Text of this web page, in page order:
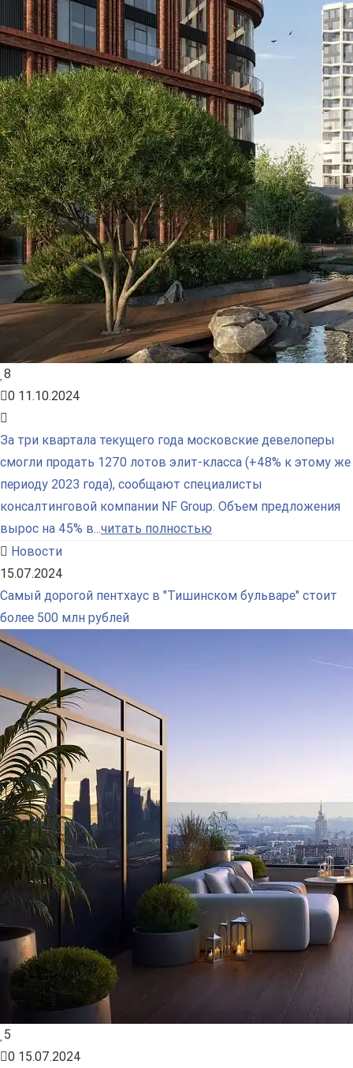
8
0 11.10.2024
За три квартала текущего года московские девелоперы
смогли продать 1270 лотов элит-класса (+48% к этому же
периоду 2023 года), сообщают специалисты
консалтинговой компании NF Group. Объем предложения
вырос на 45% в...читать полностью
Новости
15.07.2024
Самый дорогой пентхаус в "Тишинском бульваре" стоит
более 500 млн рублей
5
0 15.07.2024